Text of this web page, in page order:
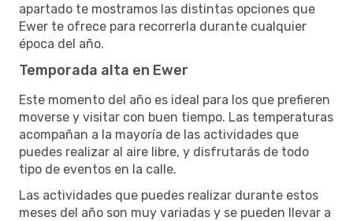
apartado te mostramos las distintas opciones que
Ewer te ofrece para recorrerla durante cualquier
época del año.
Temporada alta en Ewer
Este momento del año es ideal para los que prefieren
moverse y visitar con buen tiempo. Las temperaturas
acompañan a la mayoría de las actividades que
puedes realizar al aire libre, y disfrutarás de todo
tipo de eventos en la calle.
Las actividades que puedes realizar durante estos
meses del año son muy variadas y se pueden llevar a